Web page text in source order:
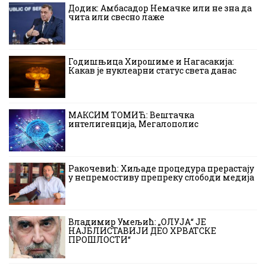
Додик: Амбасадор Немачке или не зна да
чита или свесно лаже
Годишњица Хирошиме и Нагасакија:
Какав је нуклеарни статус света данас
МАКСИМ ТОМИЋ: Вештачка
интелигенција, Мегалополис
Ракочевић: Хиљаде процедура прерастају
у непремостиву препреку слободи медија
Владимир Умељић: „ОЛУЈА“ ЈЕ
НАЈБЛИСТАВИЈИ ДЕО ХРВАТСКЕ
ПРОШЛОСТИ“